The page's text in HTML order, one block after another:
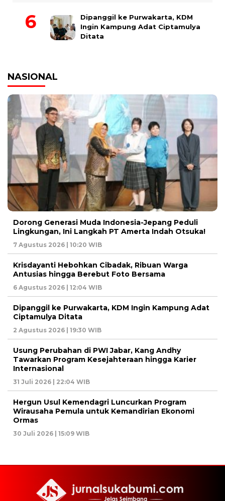
Dipanggil ke Purwakarta, KDM
Ingin Kampung Adat Ciptamulya
Ditata
NASIONAL
Dorong Generasi Muda Indonesia-Jepang Peduli
Lingkungan, Ini Langkah PT Amerta Indah Otsuka!
7 Agustus 2026 | 10:20 WIB
Krisdayanti Hebohkan Cibadak, Ribuan Warga
Antusias hingga Berebut Foto Bersama
6 Agustus 2026 | 12:04 WIB
Dipanggil ke Purwakarta, KDM Ingin Kampung Adat
Ciptamulya Ditata
2 Agustus 2026 | 19:30 WIB
Usung Perubahan di PWI Jabar, Kang Andhy
Tawarkan Program Kesejahteraan hingga Karier
Internasional
31 Juli 2026 | 22:04 WIB
Hergun Usul Kemendagri Luncurkan Program
Wirausaha Pemula untuk Kemandirian Ekonomi
Ormas
30 Juli 2026 | 15:09 WIB